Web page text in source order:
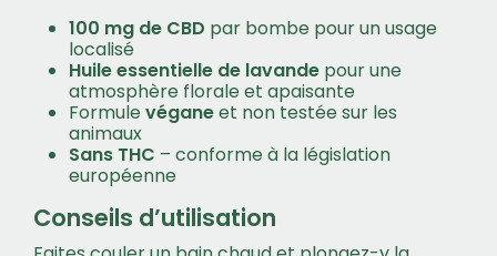
100 mg de CBD par bombe pour un usage
localisé
Huile essentielle de lavande pour une
atmosphère florale et apaisante
Formulevéganeet non testée sur les
animaux
Sans THC – conforme à la législation
européenne
Conseils d’utilisation